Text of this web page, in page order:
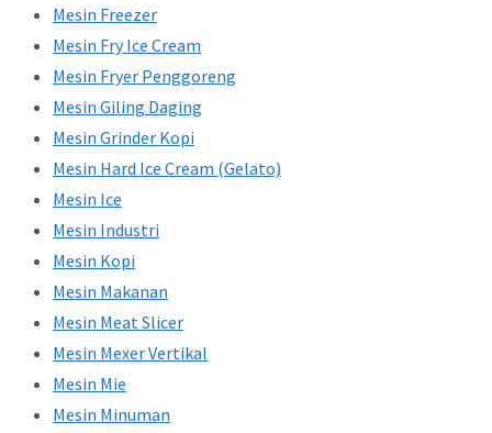
Mesin Freezer
Mesin Fry Ice Cream
Mesin Fryer Penggoreng
Mesin Giling Daging
Mesin Grinder Kopi
Mesin Hard Ice Cream (Gelato)
Mesin Ice
Mesin Industri
Mesin Kopi
Mesin Makanan
Mesin Meat Slicer
Mesin Mexer Vertikal
Mesin Mie
Mesin Minuman